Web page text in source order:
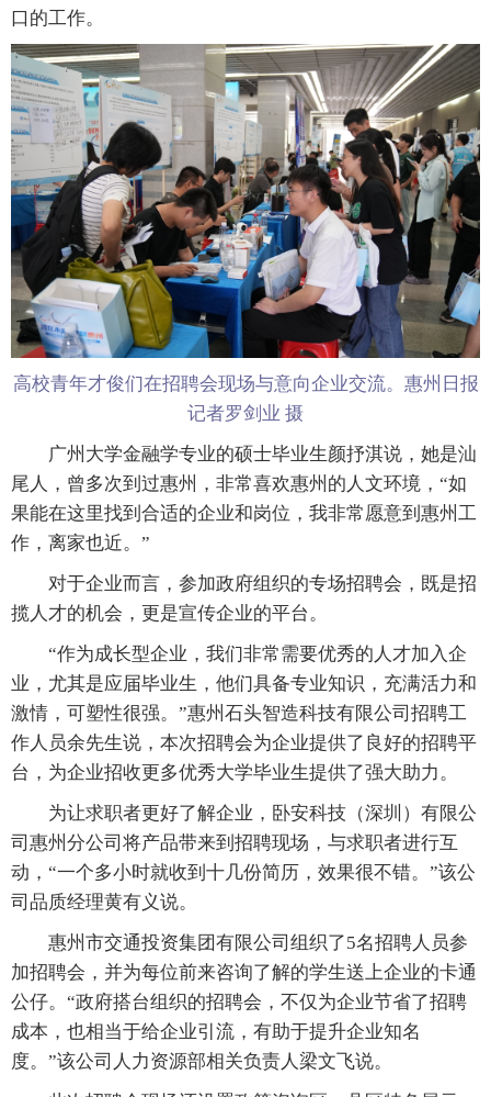
口的工作。
高校青年才俊们在招聘会现场与意向企业交流。惠州日报
记者罗剑业 摄
广州大学金融学专业的硕士毕业生颜抒淇说，她是汕
尾人，曾多次到过惠州，非常喜欢惠州的人文环境，“如
果能在这里找到合适的企业和岗位，我非常愿意到惠州工
作，离家也近。”
对于企业而言，参加政府组织的专场招聘会，既是招
揽人才的机会，更是宣传企业的平台。
“作为成长型企业，我们非常需要优秀的人才加入企
业，尤其是应届毕业生，他们具备专业知识，充满活力和
激情，可塑性很强。”惠州石头智造科技有限公司招聘工
作人员余先生说，本次招聘会为企业提供了良好的招聘平
台，为企业招收更多优秀大学毕业生提供了强大助力。
为让求职者更好了解企业，卧安科技（深圳）有限公
司惠州分公司将产品带来到招聘现场，与求职者进行互
动，“一个多小时就收到十几份简历，效果很不错。”该公
司品质经理黄有义说。
惠州市交通投资集团有限公司组织了5名招聘人员参
加招聘会，并为每位前来咨询了解的学生送上企业的卡通
公仔。“政府搭台组织的招聘会，不仅为企业节省了招聘
成本，也相当于给企业引流，有助于提升企业知名
度。”该公司人力资源部相关负责人梁文飞说。